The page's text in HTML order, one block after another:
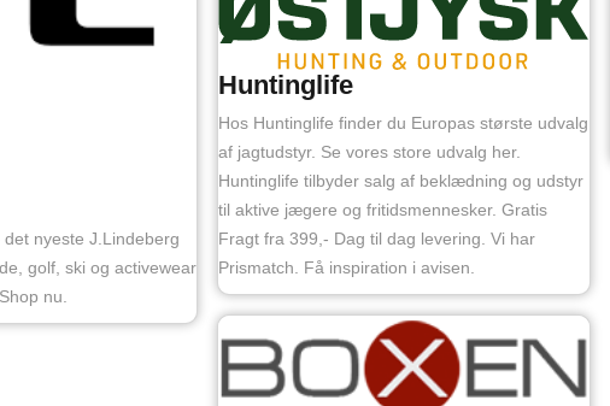
nyeste J.Lindeberg
golf, ski og activewear
nu.
Huntinglife
Hos Huntinglife finder du Europas største udvalg
af jagtudstyr. Se vores store udvalg her.
Huntinglife tilbyder salg af beklædning og udstyr
til aktive jægere og fritidsmennesker. Gratis
Fragt fra 399,- Dag til dag levering. Vi har
Prismatch. Få inspiration i avisen.